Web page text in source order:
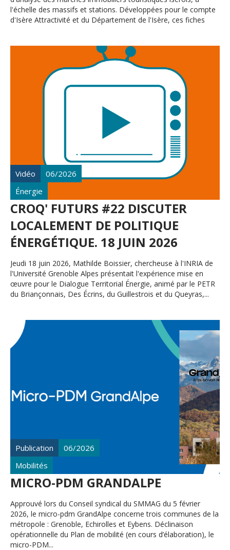
l'échelle des massifs et stations. Développées pour le compte
d'Isère Attractivité et du Département de l'Isère, ces fiches
marchés, suivre les dynamiques de construction et de
réhabilitation des locaux touristiques. L’édition 2025
correspond à la troisième année de publication des fiches.
Vidéo
06/2026
Énergie
CROQ' FUTURS #22 DISCUTER
LOCALEMENT DE POLITIQUE
ÉNERGÉTIQUE. 18 JUIN 2026
Jeudi 18 juin 2026, Mathilde Boissier, chercheuse à l'INRIA de
l'Université Grenoble Alpes présentait l'expérience mise en
œuvre pour le Dialogue Territorial Énergie, animé par le PETR
du Briançonnais, Des Écrins, du Guillestrois et du Queyras,...
Publication
06/2026
Mobilités
MICRO-PDM GRANDALPE
Approuvé lors du Conseil syndical du SMMAG du 5 février
2026, le micro-pdm GrandAlpe concerne trois communes de la
métropole : Grenoble, Echirolles et Eybens. Déclinaison
opérationnelle du Plan de mobilité (en cours d’élaboration), le
micro-PDM...